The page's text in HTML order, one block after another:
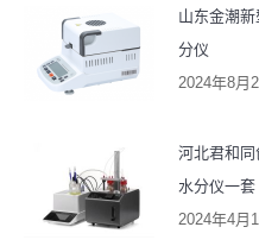
山东金潮
分仪
2024年8月
河北君和
水分仪一套
2024年4月